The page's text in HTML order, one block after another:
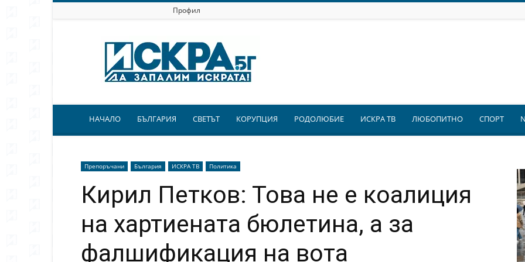
Профил
Искра.бг
НАЧАЛО БЪЛГАРИЯ СВЕТЪТ КОРУПЦИЯ РОДОЛЮБИЕ ИСКРА ТВ ЛЮБОПИТНО СПОРТ
Препоръчани България ИСКРА ТВ Политика
Кирил Петков: Това не е коалиция
на хартиената бюлетина, а за
фалшификация на вота